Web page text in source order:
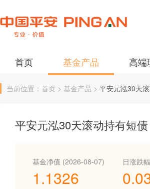
首页 基金产品 高端
当前位置：首页 > 基金产品 > 平安元泓30天
平安元泓30天滚动持有短
基金净值 (2026-08-07)
1.1326
日涨跌幅